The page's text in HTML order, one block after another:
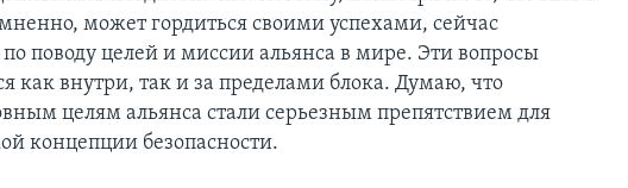
может гордиться своими успехами, сейчас
поводу целей и миссии альянса в мире. Эти вопросы
как внутри, так и за пределами блока. Думаю, что
целям альянса стали серьезным препятствием для
концепции безопасности.